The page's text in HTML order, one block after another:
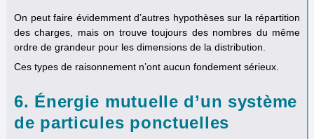
On peut faire évidemment d’autres hypothèses sur la répartition
des charges, mais on trouve toujours des nombres du même
ordre de grandeur pour les dimensions de la distribution.
Ces types de raisonnement n’ont aucun fondement sérieux.
6. Énergie mutuelle d’un système
de particules ponctuelles